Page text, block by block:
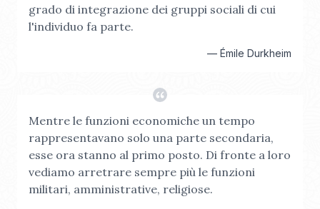
grado di integrazione dei gruppi sociali di cui
l'individuo fa parte.
— Émile Durkheim
Mentre le funzioni economiche un tempo
rappresentavano solo una parte secondaria,
esse ora stanno al primo posto. Di fronte a loro
vediamo arretrare sempre più le funzioni
militari, amministrative, religiose.